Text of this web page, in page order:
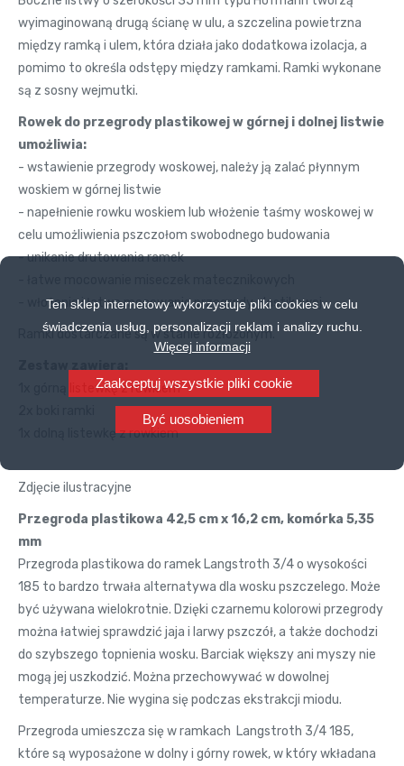
Ten sklep internetowy wykorzystuje pliki cookies w celu
świadczenia usług, personalizacji reklam i analizy ruchu.
Więcej informacji
Zaakceptuj wszystkie pliki cookie
Być uosobieniem
wyimaginowaną drugą ścianę w ulu, a szczelina powietrzna
między ramką i ulem, która działa jako dodatkowa izolacja, a
pomimo to określa odstępy między ramkami. Ramki wykonane
są z sosny wejmutki.
Rowek do przegrody plastikowej w górnej i dolnej listwie
umożliwia:
- wstawienie przegrody woskowej, należy ją zalać płynnym
woskiem w górnej listwie
- napełnienie rowku woskiem lub włożenie taśmy woskowej w
celu umożliwienia pszczołom swobodnego budowania
- unikanie drutowania ramek
- włożenie i łatwe mocowanie przegrody plastikowej
Ramki dostarczane są w stanie rozłożonym.
1x górną listewkę z rowkiem
1x dolną listewkę z rowkiem
Zdjęcie ilustracyjne
Przegroda plastikowa 42,5 cm x 16,2 cm, komórka 5,35
mm
Przegroda plastikowa do ramek Langstroth 3/4 o wysokości
185 to bardzo trwała alternatywa dla wosku pszczelego. Może
być używana wielokrotnie. Dzięki czarnemu kolorowi przegrody
można łatwiej sprawdzić jaja i larwy pszczół, a także dochodzi
do szybszego topnienia wosku. Barciak większy ani myszy nie
mogą jej uszkodzić. Można przechowywać w dowolnej
temperaturze. Nie wygina się podczas ekstrakcji miodu.
Przegroda umieszcza się w ramkach Langstroth 3/4 185,
które są wyposażone w dolny i górny rowek, w który wkładana